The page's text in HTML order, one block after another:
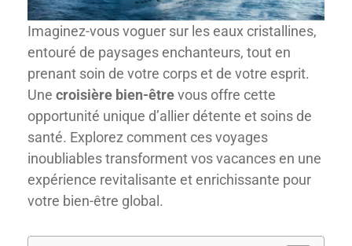
Imaginez-vous voguer sur les eaux cristallines,
entouré de paysages enchanteurs, tout en
prenant soin de votre corps et de votre esprit.
Une croisière bien-êtrevous offre cette
opportunité unique d’allier détente et soins de
santé. Explorez comment ces voyages
inoubliables transforment vos vacances en une
expérience revitalisante et enrichissante pour
votre bien-être global.